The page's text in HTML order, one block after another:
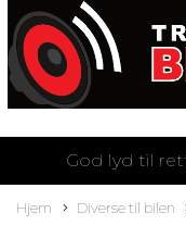
God lyd til
Hjem Diverse til bilen